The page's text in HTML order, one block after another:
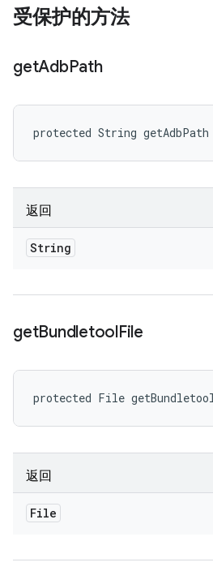
受保护的方法
getAdbPath
protected String
返回
String
getBundletoolFile
protected File
返回
File